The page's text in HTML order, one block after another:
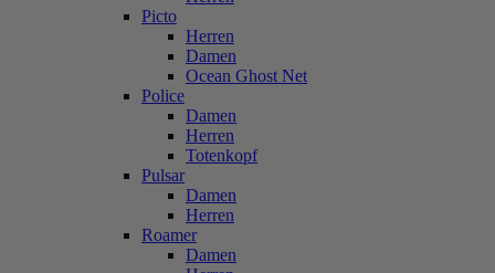
Picto
Herren
Damen
Ocean Ghost Net
Police
Damen
Herren
Totenkopf
Pulsar
Damen
Herren
Roamer
Damen